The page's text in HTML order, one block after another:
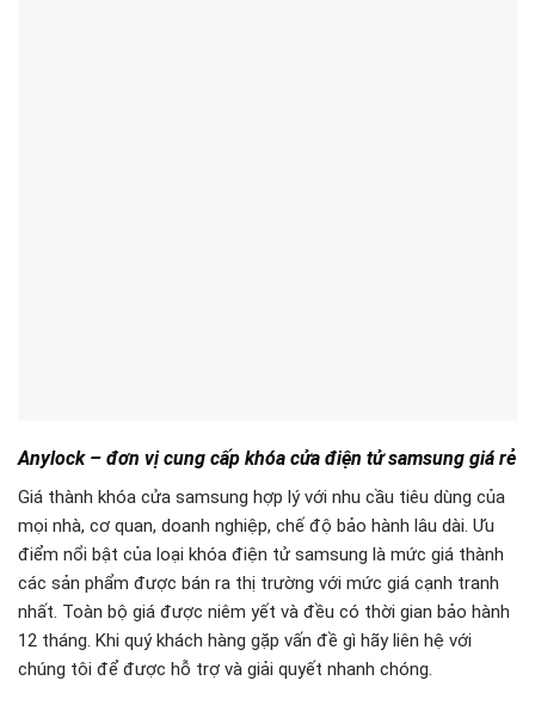
Trả lời
Bạn phải đăng nhậpđể gửi phản hồi.
Bài viết mới